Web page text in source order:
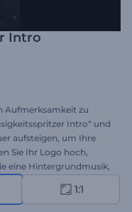
Intro
Aufmerksamkeit zu
Intro“ und
aufsteigen, um Ihre
Sie Ihr Logo hoch,
eine Hintergrundmusik,
Ob für YouTube,
Ihre Inhalte mit1:1